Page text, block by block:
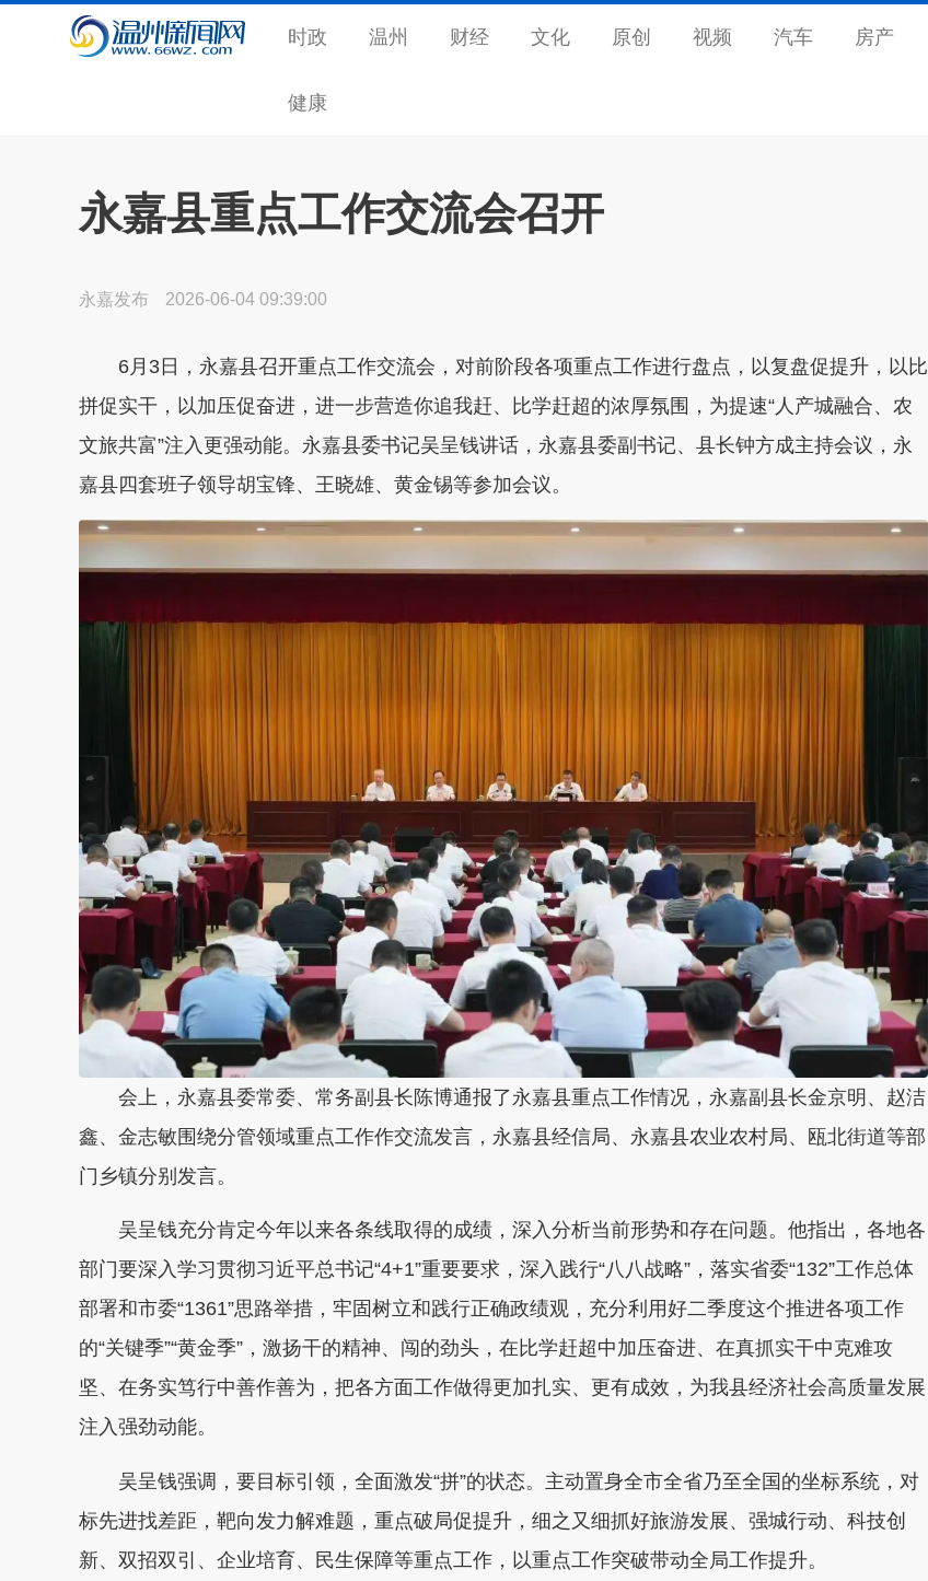
时政 温州 财经 文化 原创 视频 汽车 房产
健康
永嘉县重点工作交流会召开
永嘉发布 2026-06-04 09:39:00
6月3日，永嘉县召开重点工作交流会，对前阶段各项重点工作进行盘点，以复盘促提升，以比
拼促实干，以加压促奋进，进一步营造你追我赶、比学赶超的浓厚氛围，为提速“人产城融合、农
文旅共富”注入更强动能。永嘉县委书记吴呈钱讲话，永嘉县委副书记、县长钟方成主持会议，永
嘉县四套班子领导胡宝锋、王晓雄、黄金锡等参加会议。
会上，永嘉县委常委、常务副县长陈博通报了永嘉县重点工作情况，永嘉副县长金京明、赵洁
鑫、金志敏围绕分管领域重点工作作交流发言，永嘉县经信局、永嘉县农业农村局、瓯北街道等部
门乡镇分别发言。
吴呈钱充分肯定今年以来各条线取得的成绩，深入分析当前形势和存在问题。他指出，各地各
部门要深入学习贯彻习近平总书记“4+1”重要要求，深入践行“八八战略”，落实省委“132”工作总体
部署和市委“1361”思路举措，牢固树立和践行正确政绩观，充分利用好二季度这个推进各项工作
的“关键季”“黄金季”，激扬干的精神、闯的劲头，在比学赶超中加压奋进、在真抓实干中克难攻
坚、在务实笃行中善作善为，把各方面工作做得更加扎实、更有成效，为我县经济社会高质量发展
注入强劲动能。
吴呈钱强调，要目标引领，全面激发“拼”的状态。主动置身全市全省乃至全国的坐标系统，对
标先进找差距，靶向发力解难题，重点破局促提升，细之又细抓好旅游发展、强城行动、科技创
新、双招双引、企业培育、民生保障等重点工作，以重点工作突破带动全局工作提升。